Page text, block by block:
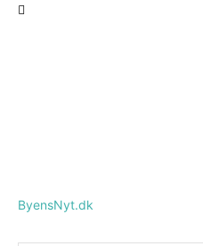
ByensNyt.dk